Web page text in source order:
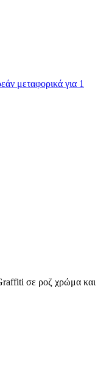
μεταφορικά για 1
σε ροζ χρώμα και